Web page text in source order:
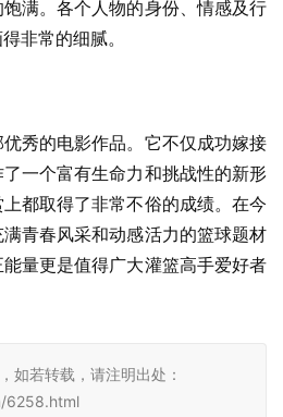
满。各个人物的身份、情感及行
非常的细腻。
秀的电影作品。它不仅成功嫁接
一个富有生命力和挑战性的新形
都取得了非常不俗的成绩。在今
青春风采和动感活力的篮球题材
量更是值得广大灌篮高手爱好者
如若转载，请注明出处：
6258.html